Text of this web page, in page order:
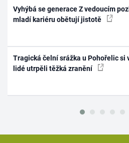
Vyhýbá se generace Z vedoucím
mladí kariéru obětují jistotě
Tragická čelní srážka u Pohořelic si
lidé utrpěli těžká zranění